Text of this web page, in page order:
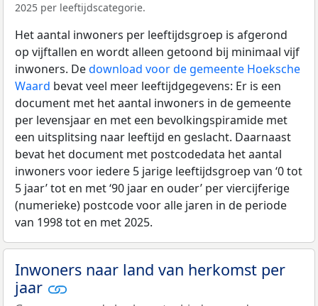
2025 per leeftijdscategorie.
Het aantal inwoners per leeftijdsgroep is afgerond
op vijftallen en wordt alleen getoond bij minimaal vijf
inwoners. Dedownload voor de gemeente Hoeksche
Waard bevat veel meer leeftijdgegevens: Er is een
document met het aantal inwoners in de gemeente
per levensjaar en met een bevolkingspiramide met
een uitsplitsing naar leeftijd en geslacht. Daarnaast
bevat het document met postcodedata het aantal
inwoners voor iedere 5 jarige leeftijdsgroep van ‘0 tot
5 jaar’ tot en met ‘90 jaar en ouder’ per viercijferige
(numerieke) postcode voor alle jaren in de periode
van 1998 tot en met 2025.
Inwoners naar land van herkomst per
jaar